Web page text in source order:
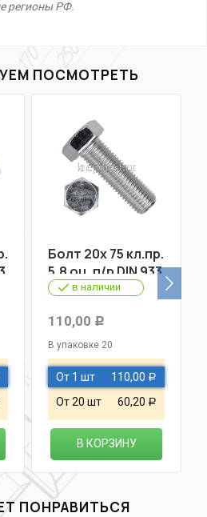
регионы РФ.
ПОСМОТРЕТЬ
Болт 20х 75 кл.пр.
5,8 оц. п/р DIN 933
в наличии
110,00 Р
В упаковке 20
От 1 шт 110,00 Р
От 20 шт 60,20 Р
В КОРЗИНУ
ПОНРАВИТЬСЯ